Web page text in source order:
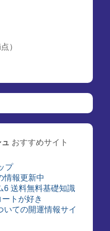
）
おすすめサイト
プ
情報更新中
6 送料無料基礎知識
トが好き
いての開運情報サイ